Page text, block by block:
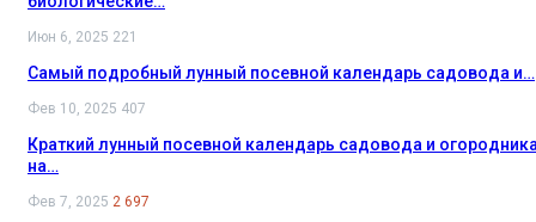
Июн 6, 2025 221
Самый подробный лунный посевной календарь садовода и…
Фев 10, 2025 407
Краткий лунный посевной календарь садовода и
на…
Фев 7, 2025 2 697